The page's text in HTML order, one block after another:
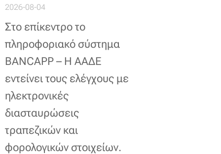
2026-08-04
Στο επίκεντρο το
πληροφοριακό σύστημα
BANCAPP – Η ΑΑΔΕ
εντείνει τους ελέγχους με
ηλεκτρονικές
διασταυρώσεις
τραπεζικών και
φορολογικών στοιχείων.